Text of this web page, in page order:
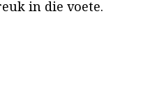
in die voete.